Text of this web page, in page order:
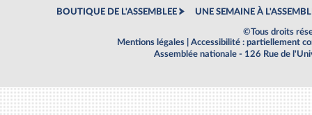
BOUTIQUE DE L'ASSEMBLEE UNE SEMAINE À
©Tous droits
Mentions légales
Accessibilité : partiellement
Assemblée nationale - 126 Rue de